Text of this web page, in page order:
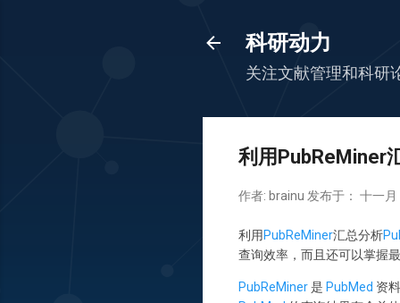
科研动力
关注文献管理和科研
利用PubReMiner
作者: brainu 发布于： 十一月
利用 PubReMiner汇总分析
查询效率，而且还可以掌握
PubReMiner是 PubMed 资